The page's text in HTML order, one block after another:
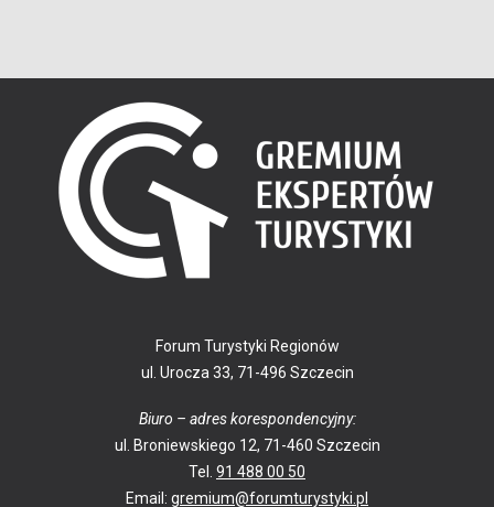
Forum Turystyki Regionów
ul. Urocza 33, 71-496 Szczecin
Biuro – adres korespondencyjny:
ul. Broniewskiego 12, 71-460 Szczecin
Tel. 91 488 00 50
Email: gremium@forumturystyki.pl